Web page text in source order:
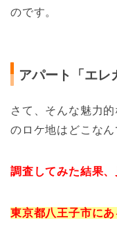
のです。
アパート「エレ
さて、そんな魅力
のロケ地はどこなん
調査してみた結果
東京都八王子市にあ